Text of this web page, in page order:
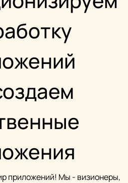
приложений! Мы - визионеры,